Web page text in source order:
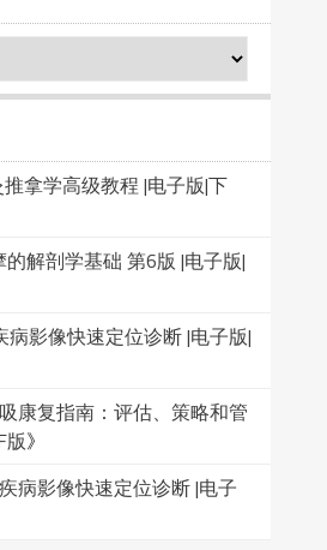
拿学高级教程 |电子版|下
解剖学基础 第6版 |电子版|
病影像快速定位诊断 |电子版|
康复指南：评估、策略和管
版》
病影像快速定位诊断 |电子